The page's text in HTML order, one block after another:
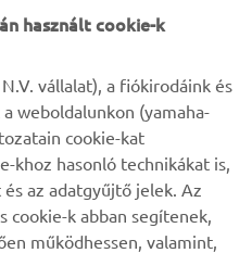
Multi Wheel (LMW)
and production
designers have
3-wheel scooter that is
in 2020 with its best-in-
price and unrivalled
használt cookie-k
vállalat), a fiókirodáink és
weboldalunkon (yamaha-
cookie-kat
khoz hasonló technikákat is,
az adatgyűjtő jelek. Az
cookie-k abban segítenek,
működhessen, valamint,